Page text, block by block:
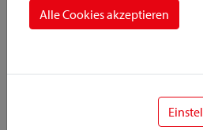
Alle Cookies akzeptieren